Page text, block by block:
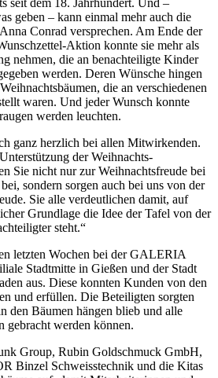
seit dem 18. Jahrhundert. Und –
geben – kann einmal mehr auch die
Conrad versprechen. Am Ende der
Aktion konnte sie mehr als
nehmen, die an benachteiligte Kinder
werden. Deren Wünsche hingen
die an verschiedenen
waren. Und jeder Wunsch konnte
werden leuchten.
ganz herzlich bei allen Mitwirkenden.
der Weihnachts-
Sie nicht nur zur Weihnachtsfreude bei
sondern sorgen auch bei uns von der
Sie alle verdeutlichen damit, auf
Grundlage die Idee der Tafel von der
steht.“
letzten Wochen bei der GALERIA
Stadtmitte in Gießen und der Stadt
aus. Diese konnten Kunden von den
und erfüllen. Die Beteiligten sorgten
den Bäumen hängen blieb und alle
gebracht werden können.
Group, Rubin Goldschmuck GmbH,
Binzel Schweisstechnik und die Kitas